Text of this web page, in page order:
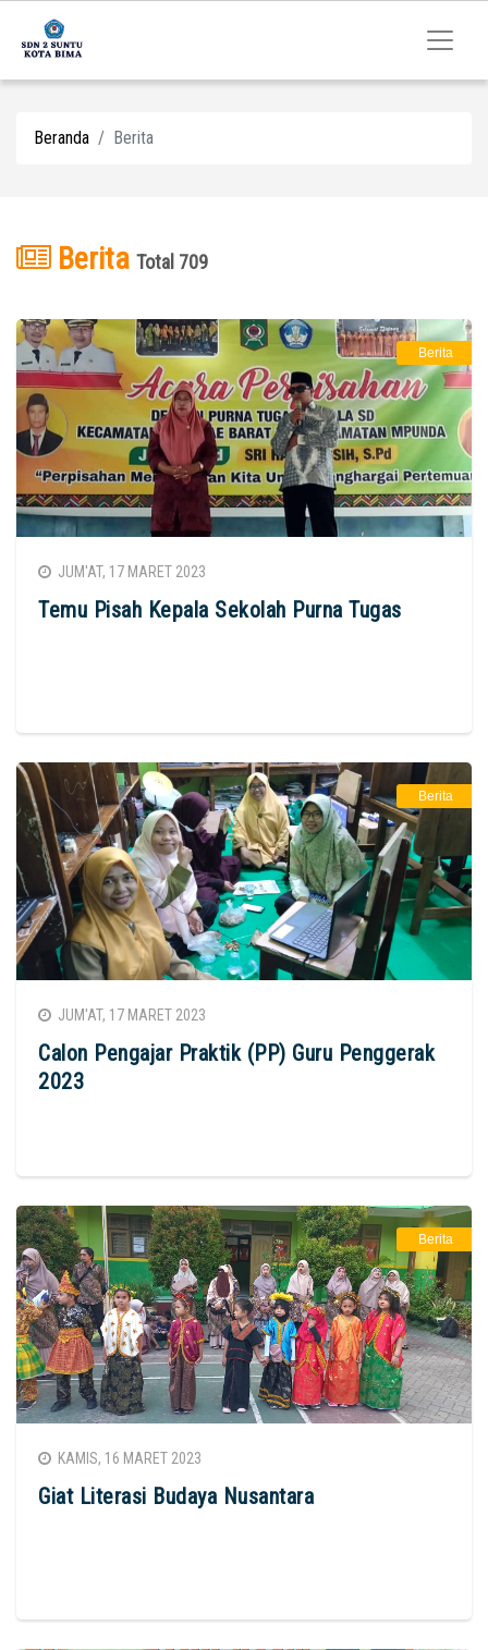
Beranda Berita
Berita Total 709
Berita
JUM'AT, 17 MARET 2023
Temu Pisah Kepala Sekolah Purna Tugas
Berita
JUM'AT, 17 MARET 2023
Calon Pengajar Praktik (PP) Guru Penggerak
2023
Berita
KAMIS, 16 MARET 2023
Giat Literasi Budaya Nusantara